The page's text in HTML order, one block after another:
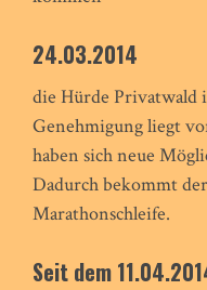
24.03.2014
die Hürde Privatwald
Genehmigung liegt
haben sich neue
Dadurch bekommt
Marathonschleife.
Seit dem